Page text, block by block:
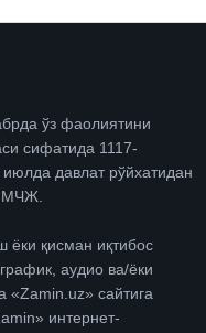
ўз фаолиятини
сифатида 1117-
давлат рўйхатидан
МЧЖ.
ёки қисман иқтибос
аудио ва/ёки
сайтига
интернет-